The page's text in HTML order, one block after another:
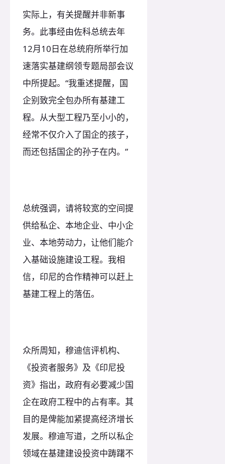
实际上，有关提醒并非新事
务。此事经由佐科总统去年
12月10日在总统府所举行加
速落实基建纲领专题局部会议
中所提起。“我重述提醒，国
企别致完全包办所有基建工
程。从大型工程乃至小小的，
经常不仅介入了国企的孩子，
而还包括国企的孙子在内。”
总统强调，请将较宽的空间提
供给私企、本地企业、中小企
业、本地劳动力，让他们能介
入基础设施建设工程。我相
信，印尼的合作精神可以赶上
基建工程上的落伍。
众所周知，穆迪信评机构、
《投资者服务》及《印尼投
资》指出，政府有必要减少国
企在政府工程中的占有率。其
目的是俾能加紧提高经济增长
发展。穆迪写道，之所以私企
领域在基建建设投资中踌躇不